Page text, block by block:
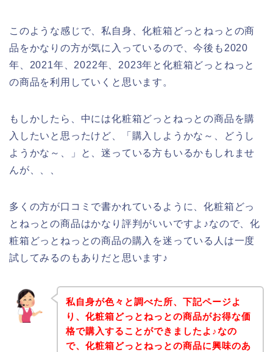
このような感じで、私自身、化粧箱どっとねっとの商
品をかなりの方が気に入っているので、今後も2020
年、2021年、2022年、2023年と化粧箱どっとねっと
の商品を利用していくと思います。
もしかしたら、中には化粧箱どっとねっとの商品を購
入したいと思ったけど、「購入しようかな～、どうし
ようかな～、」と、迷っている方もいるかもしれませ
んが、、、
多くの方が口コミで書かれているように、化粧箱どっ
とねっとの商品はかなり評判がいいですよ♪なので、化
粧箱どっとねっとの商品の購入を迷っている人は一度
試してみるのもありだと思います♪
私自身が色々と調べた所、下記ページよ
り、化粧箱どっとねっとの商品がお得な価
格で購入することができましたよ♪なの
で、化粧箱どっとねっとの商品に興味のあ